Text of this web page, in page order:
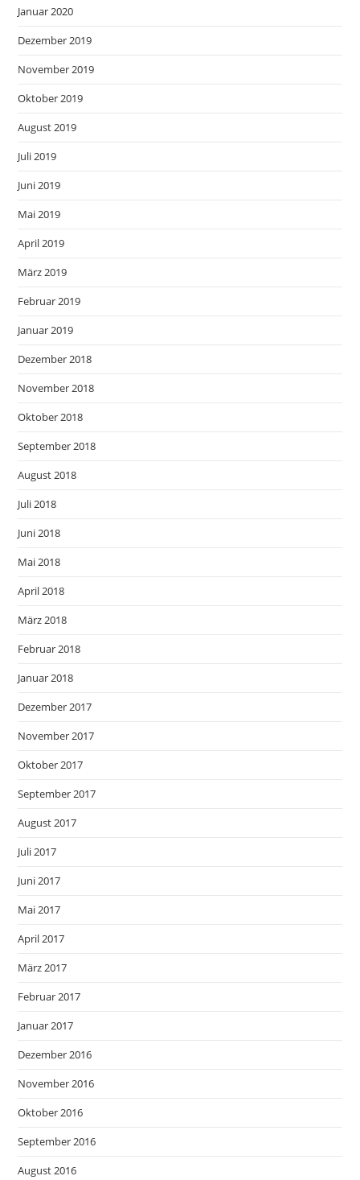
Januar 2020
Dezember 2019
November 2019
Oktober 2019
August 2019
Juli 2019
Juni 2019
Mai 2019
April 2019
März 2019
Februar 2019
Januar 2019
Dezember 2018
November 2018
Oktober 2018
September 2018
August 2018
Juli 2018
Juni 2018
Mai 2018
April 2018
März 2018
Februar 2018
Januar 2018
Dezember 2017
November 2017
Oktober 2017
September 2017
August 2017
Juli 2017
Juni 2017
Mai 2017
April 2017
März 2017
Februar 2017
Januar 2017
Dezember 2016
November 2016
Oktober 2016
September 2016
August 2016